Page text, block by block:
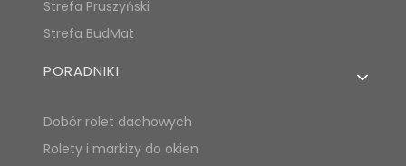
Strefa Pruszyński
Strefa BudMat
PORADNIKI
Dobór rolet dachowych
Rolety i markizy do okien